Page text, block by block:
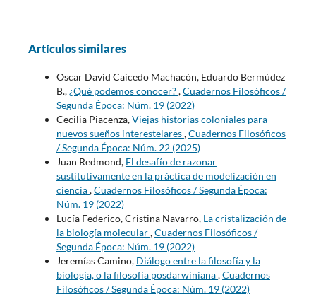
Artículos similares
Oscar David Caicedo Machacón, Eduardo Bermúdez
B.,¿Qué podemos conocer?,Cuadernos Filosóficos /
Segunda Época: Núm. 19 (2022)
Cecilia Piacenza,Viejas historias coloniales para
nuevos sueños interestelares,Cuadernos Filosóficos
/ Segunda Época: Núm. 22 (2025)
Juan Redmond, El desafío de razonar
sustitutivamente en la práctica de modelización en
ciencia,Cuadernos Filosóficos / Segunda Época:
Núm. 19 (2022)
Lucía Federico, Cristina Navarro, La cristalización de
la biología molecular,Cuadernos Filosóficos /
Segunda Época: Núm. 19 (2022)
Jeremías Camino, Diálogo entre la filosofía y la
biología, o la filosofía posdarwiniana,Cuadernos
Filosóficos / Segunda Época: Núm. 19 (2022)